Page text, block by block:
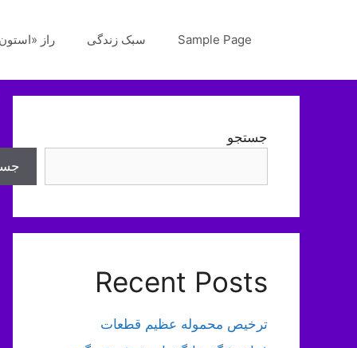
Sample Page سبک زندگی راز
جستجو
Recent Posts
ترخیص محموله عظیم قطعات